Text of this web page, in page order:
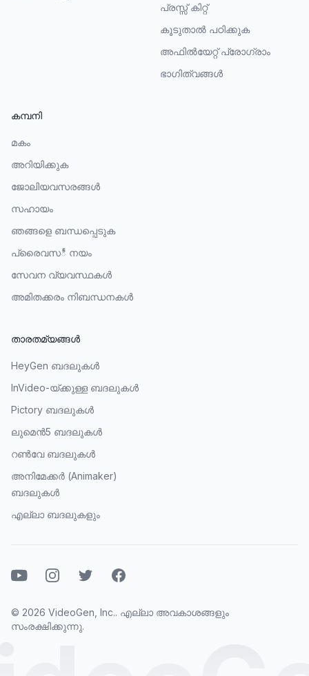
പ്രസ്സ് കിറ്റ്
കൂടുതാല്‍ പഠിക്കുക
അഫിൽയേറ്റ് പ്രോഗ്രാം
ഭാഗിത്വങ്ങൾ
കമ്പനി
മകം
അറിയിക്കുക
ജോലിയവസരങ്ങൾ
സഹായം
ഞങ്ങളെ ബന്ധപ്പെടുക
പ്രൈവസీ നയം
സേവന വ്യവസ്ഥകൾ
അമിതക്കരം നിബന്ധനകൾ
താരതമ്യങ്ങൾ
HeyGen ബദലുകൾ
InVideo-യ്ക്കുള്ള ബദലുകൾ
Pictory ബദലുകൾ
ലുമെൻ5 ബദലുകൾ
റൺവേ ബദലുകൾ
അനിമേക്കർ (Animaker)
ബദലുകൾ
എല്ലാ ബദലുകളും
യൂറ്റ്യൂബ്ഇൻസ്റ്റാഗ്രാമ്ഓ
ട്വിറ്റർ ഫേസ്ബുക്ക്
© 2026 VideoGen, Inc.. എല്ലാ അവകാശങ്ങളും
സംരക്ഷിക്കുന്നു.